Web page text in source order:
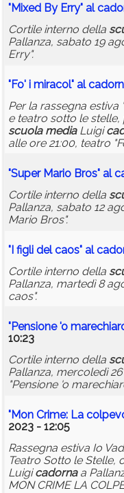
"Mixed By Erry" al
Cortile interno della
Pallanza, sabato 19
Erry".
"Fo' i miracol" al
Per la rassegna estiva
e teatro sotto le
scuola mediaLuigi
alle ore 21:00, teatro
"Super Mario Bros" al
Cortile interno della
Pallanza, sabato 12
Mario Bros".
"I figli del caos" al
Cortile interno della
Pallanza, martedì 8
caos".
"Pensione 'o
10:23
Cortile interno della
Pallanza, mercoledì
"Pensione 'o
"Mon Crime: La
2023 - 12:05
Rassegna estiva Io
Teatro Sotto le Stelle,
Luigicadornaa
MON CRIME LA